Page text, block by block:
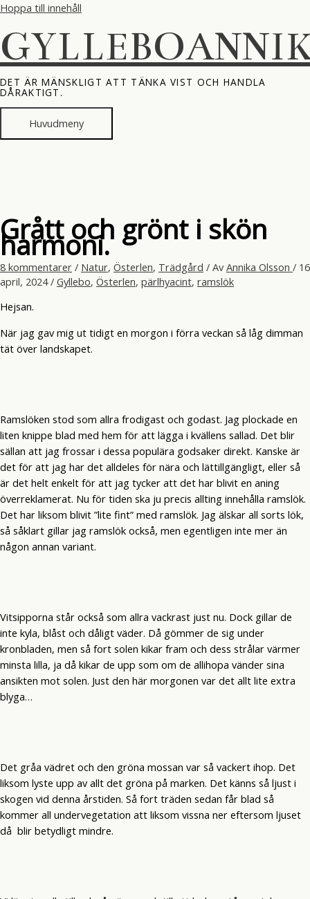
Hoppa till innehåll
DET ÄR MÄNSKLIGT ATT TÄNKA VIST OCH HANDLA
DÅRAKTIGT.
Huvudmeny
Grått och grönt i skön
harmoni.
8 kommentarer / Natur, Österlen, Trädgård / Av Annika Olsson / 16
april, 2024/ Gyllebo, Österlen, pärlhyacint, ramslök
Hejsan.
När jag gav mig ut tidigt en morgon i förra veckan så låg dimman
tät över landskapet.
Ramslöken stod som allra frodigast och godast. Jag plockade en
liten knippe blad med hem för att lägga i kvällens sallad. Det blir
sällan att jag frossar i dessa populära godsaker direkt. Kanske är
det för att jag har det alldeles för nära och lättillgängligt, eller så
är det helt enkelt för att jag tycker att det har blivit en aning
överreklamerat. Nu för tiden ska ju precis allting innehålla ramslök.
Det har liksom blivit ”lite fint” med ramslök. Jag älskar all sorts lök,
så såklart gillar jag ramslök också, men egentligen inte mer än
någon annan variant.
Vitsipporna står också som allra vackrast just nu. Dock gillar de
inte kyla, blåst och dåligt väder. Då gömmer de sig under
kronbladen, men så fort solen kikar fram och dess strålar värmer
minsta lilla, ja då kikar de upp som om de allihopa vänder sina
ansikten mot solen. Just den här morgonen var det allt lite extra
blyga…
Det gråa vädret och den gröna mossan var så vackert ihop. Det
liksom lyste upp av allt det gröna på marken. Det känns så ljust i
skogen vid denna årstiden. Så fort träden sedan får blad så
kommer all undervegetation att liksom vissna ner eftersom ljuset
då blir betydligt mindre.